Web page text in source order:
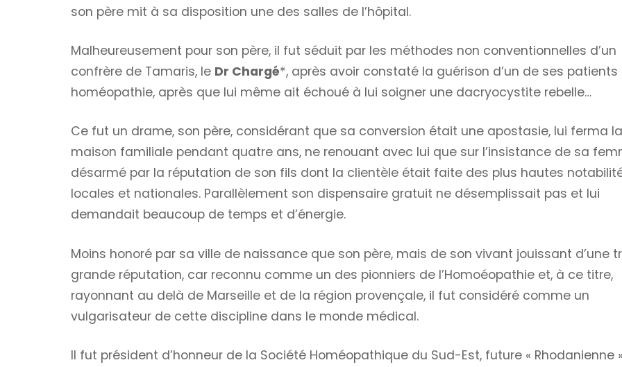
son père mit à sa disposition une des salles de l’hôpital.
Malheureusement pour son père, il fut séduit par les méthodes non conventionnelles d’un
confrère de Tamaris, le Dr Chargé*, après avoir constaté la guérison d’un de ses patients
homéopathie, après que lui même ait échoué à lui soigner une dacryocystite rebelle…
Ce fut un drame, son père, considérant que sa conversion était une apostasie, lui ferma la
maison familiale pendant quatre ans, ne renouant avec lui que sur l’insistance de sa
désarmé par la réputation de son fils dont la clientèle était faite des plus hautes
locales et nationales. Parallèlement son dispensaire gratuit ne désemplissait pas et lui
demandait beaucoup de temps et d’énergie.
Moins honoré par sa ville de naissance que son père, mais de son vivant jouissant d’une
grande réputation, car reconnu comme un des pionniers de l’Homoéopathie et, à ce titre,
rayonnant au delà de Marseille et de la région provençale, il fut considéré comme un
vulgarisateur de cette discipline dans le monde médical.
Il fut président d’honneur de la Société Homéopathique du Sud-Est, future « Rhodanienne